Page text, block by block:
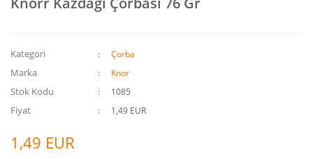
Kategori Çorba
Marka Knor
Stok Kodu 1085
Fiyat 1,49 EUR
1,49 EUR